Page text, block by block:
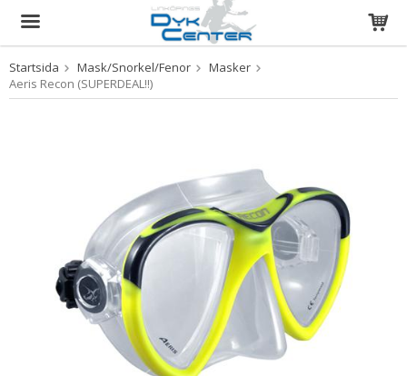
Produkten har blivit tillagd i varukorgen
Startsida Mask/Snorkel/Fenor
Masker
Aeris Recon (SUPERDEAL!!)